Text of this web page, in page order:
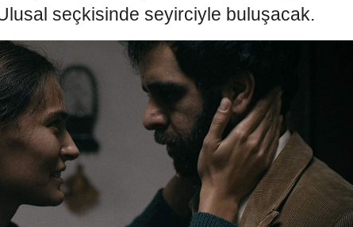
seçkisinde seyirciyle buluşacak.